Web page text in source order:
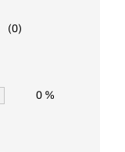
(0)
0 %